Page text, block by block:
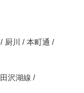
/ 厨川 / 本町通 /
田沢湖線 /